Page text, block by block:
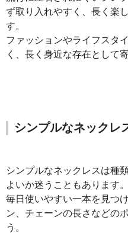
ず取り入れやすく、長く楽
す。
ファッションやライフスタ
く、長く身近な存在として
シンプルなネックレ
シンプルなネックレスは種
よいか迷うこともあります。
毎日使いやすい一本を見つ
ン、チェーンの長さなどの
う。